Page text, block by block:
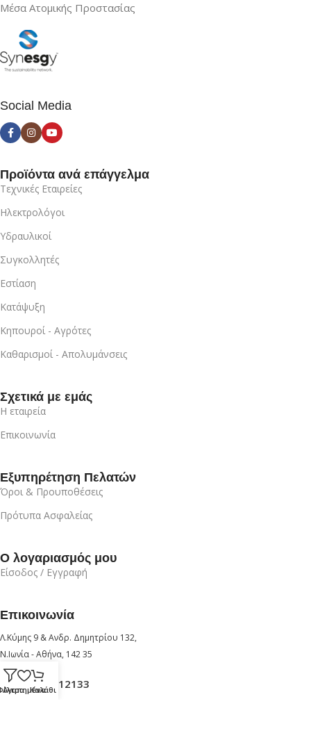
Μέσα Ατομικής Προστασίας
Social Media
Προϊόντα ανά επάγγελμα
Τεχνικές Εταιρείες
Ηλεκτρολόγοι
Υδραυλικοί
Συγκολλητές
Εστίαση
Κατάψυξη
Κηπουροί - Αγρότες
Καθαρισμοί - Απολυμάνσεις
Σχετικά με εμάς
Η εταιρεία
Επικοινωνία
Εξυπηρέτηση Πελατών
Όροι & Προυποθέσεις
Πρότυπα Ασφαλείας
Ο λογαριασμός μου
Είσοδος / Εγγραφή
Επικοινωνία
Λ.Κύμης 9 & Ανδρ. Δημητρίου 132,
Ν.Ιωνία - Αθήνα, 142 35
+30 210 6912133
Αγαπημένα
Καλάθι